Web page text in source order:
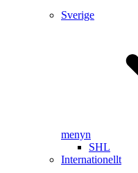
Sverige
menyn
SHL
Internationellt